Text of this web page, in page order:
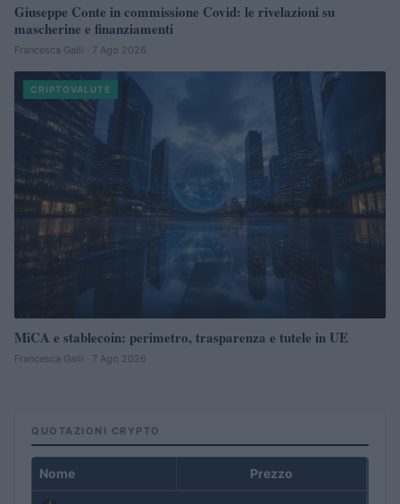
Giuseppe Conte in commissione Covid: le rivelazioni su
mascherine e finanziamenti
Francesca Galli · 7 Ago 2026
CRIPTOVALUTE
MiCA e stablecoin: perimetro, trasparenza e tutele in UE
Francesca Galli · 7 Ago 2026
QUOTAZIONI CRYPTO
Nome Prezzo